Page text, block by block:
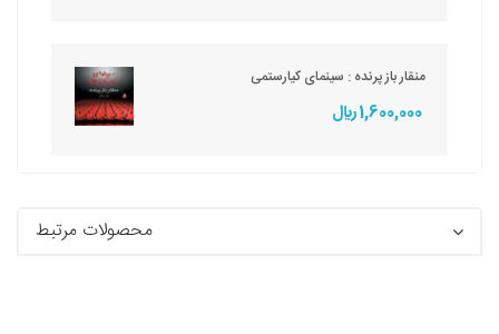
منقار باز پرنده : سینمای کیارستمی
1,600,000 ريال
محصولات مرتبط